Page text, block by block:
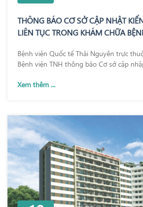
THÔNG BÁO CƠ SỞ CẬP NHẬT
LIÊN TỤC TRONG KHÁM CHỮA
Bệnh viện Quốc tế Thái Nguyên trực
Bệnh viện TNH thông báo Cơ sở cập
Xem thêm ...